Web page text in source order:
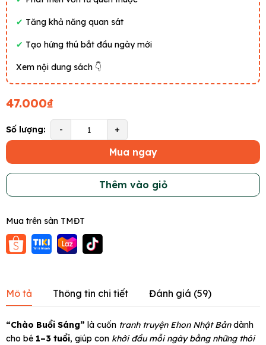
✔ Tăng khả năng quan sát
✔ Tạo hứng thú bắt đầu ngày mới
Xem nội dung sách 👇
47.000₫
Số lượng: - +
Mua ngay
Thêm vào giỏ
Mua trên sàn TMĐT
Mô tả Thông tin chi tiết Đánh giá (59)
“Chào Buổi Sáng” là cuốn tranh truyện Ehon Nhật Bảndành
cho bé 1–3 tuổi, giúp con khởi đầu mỗi ngày bằng những thói